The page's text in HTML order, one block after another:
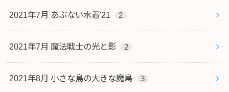
2021年7月 あぶない水着'21 2
2021年7月 魔法戦士の光と影 2
2021年8月 小さな島の大きな魔鳥 3